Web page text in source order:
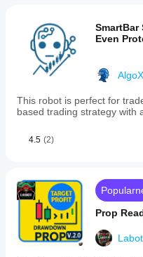
SmartBar
Even
This robot is perfect for
based trading strategy with
4.5 (2)
Prop
Labot